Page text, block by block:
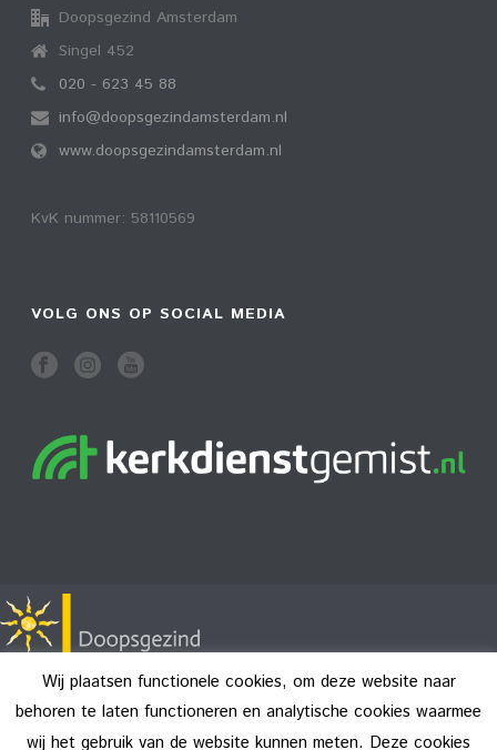
Doopsgezind Amsterdam
Singel 452
020 - 623 45 88
info@doopsgezindamsterdam.nl
www.doopsgezindamsterdam.nl
KvK nummer: 58110569
VOLG ONS OP SOCIAL MEDIA
Copyright All Rights Reserved © 2026
Wij plaatsen functionele cookies, om deze website naar
behoren te laten functioneren en analytische cookies waarmee
wij het gebruik van de website kunnen meten. Deze cookies